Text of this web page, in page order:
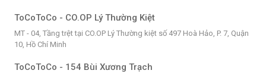
ToCoToCo - CO.OP Lý Thường Kiệt
MT - 04, Tầng trệt tại CO.OP Lý Thường kiệt số 497 Hoà Hảo, P. 7, Quận
10, Hồ Chí Minh
ToCoToCo - 154 Bùi Xương Trạch